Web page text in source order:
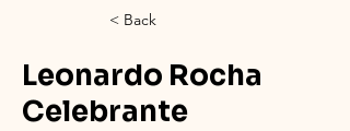
< Back
Leonardo Rocha
Celebrante